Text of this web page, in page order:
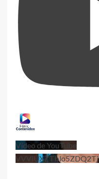
Vídeo de YouTube